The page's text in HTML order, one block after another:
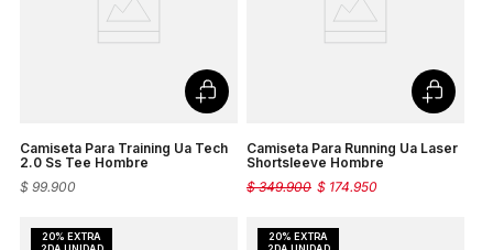
Camiseta Para Training Ua Tech
2.0 Ss Tee Hombre
$ 99.900
Camiseta Para Running Ua Laser
Shortsleeve Hombre
$ 174.950
$ 349.900